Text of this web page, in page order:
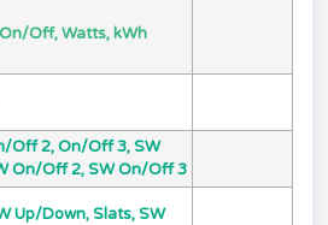
Off, Watts, kWh
Off 2, On/Off 3, SW
On/Off 2, SW On/Off 3
Up/Down, Slats, SW